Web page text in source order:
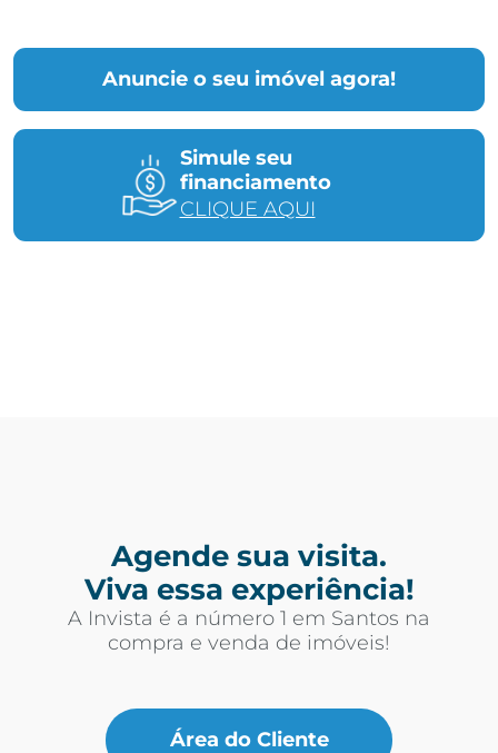
Anuncie o seu imóvel agora!
Simule seu
financiamento
CLIQUE AQUI
Agende sua visita.
Viva essa experiência!
A Invista é a número 1 em Santos na
compra e venda de imóveis!
Área do Cliente